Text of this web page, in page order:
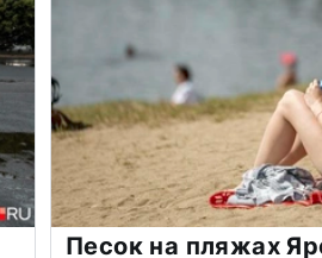
Песок на пляжах